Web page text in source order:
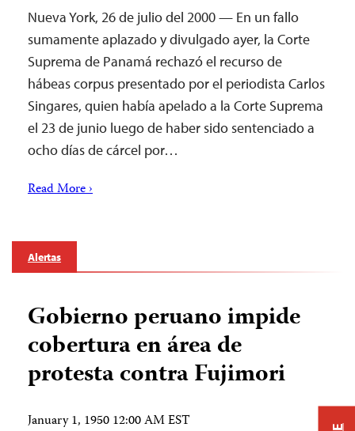
Nueva York, 26 de julio del 2000 — En un fallo
sumamente aplazado y divulgado ayer, la Corte
Suprema de Panamá rechazó el recurso de
hábeas corpus presentado por el periodista Carlos
Singares, quien había apelado a la Corte Suprema
el 23 de junio luego de haber sido sentenciado a
ocho días de cárcel por…
Read More ›
Alertas
Gobierno peruano impide
cobertura en área de
protesta contra Fujimori
January 1, 1950 12:00 AM EST